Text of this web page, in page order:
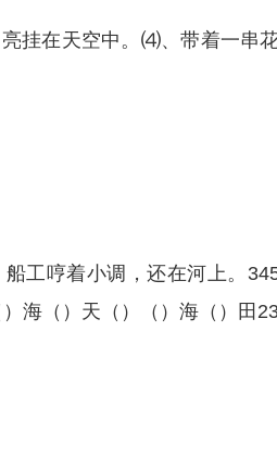
挂在天空中。⑷、带着一串
工哼着小调，还在河上。
海（）天（）（）海（）田